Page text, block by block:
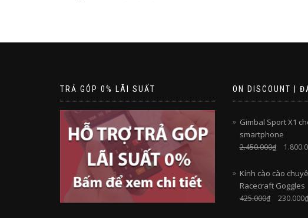
TRẢ GÓP 0% LÃI SUẤT ON DISCOUNT |
Gimbal Sport X1
smartphone
2.450.000₫
Kính cào cào
Racecraft Goggles
425.000₫ 230.000₫